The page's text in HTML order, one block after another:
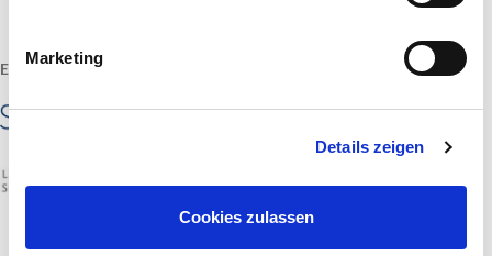
Marketing
Details zeigen
Cookies zulassen
EIN PROJEKT VON